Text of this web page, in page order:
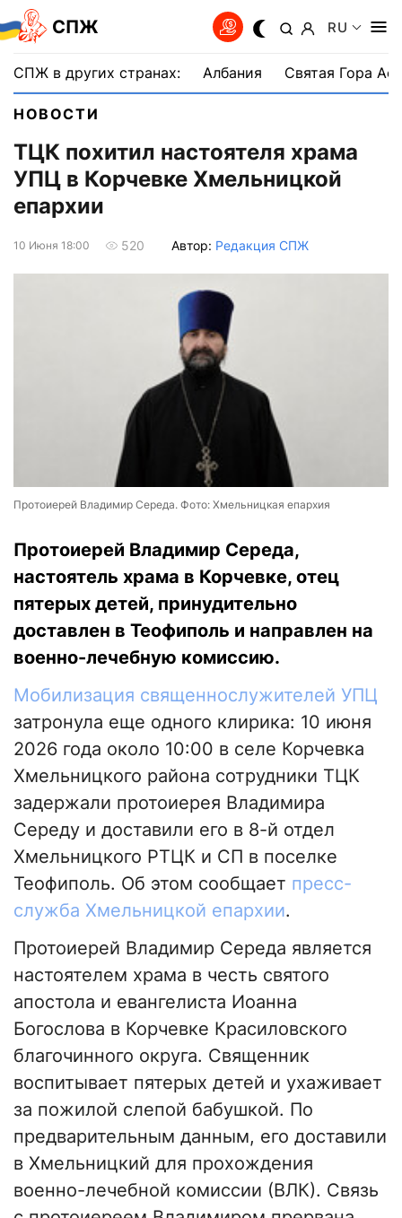
СПЖ RU
СПЖ в других странах: Албания Святая Гора
НОВОСТИ
ТЦК похитил настоятеля храма
УПЦ в Корчевке Хмельницкой
епархии
10 Июня 18:00 520 Автор: Редакция СПЖ
Протоиерей Владимир Середа. Фото: Хмельницкая епархия
Протоиерей Владимир Середа,
настоятель храма в Корчевке, отец
пятерых детей, принудительно
доставлен в Теофиполь и направлен на
военно-лечебную комиссию.
Мобилизация священнослужителей УПЦ
затронула еще одного клирика: 10 июня
2026 года около 10:00 в селе Корчевка
Хмельницкого района сотрудники ТЦК
задержали протоиерея Владимира
Середу и доставили его в 8-й отдел
Хмельницкого РТЦК и СП в поселке
Теофиполь. Об этом сообщает пресс-
служба Хмельницкой епархии.
Протоиерей Владимир Середа является
настоятелем храма в честь святого
апостола и евангелиста Иоанна
Богослова в Корчевке Красиловского
благочинного округа. Священник
воспитывает пятерых детей и ухаживает
за пожилой слепой бабушкой. По
предварительным данным, его доставили
в Хмельницкий для прохождения
военно-лечебной комиссии (ВЛК). Связь